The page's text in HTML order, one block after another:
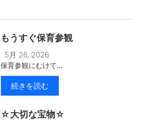
もうすぐ保育参観
5月 26, 2026
保育参観にむけて...
続きを読む
☆大切な宝物☆